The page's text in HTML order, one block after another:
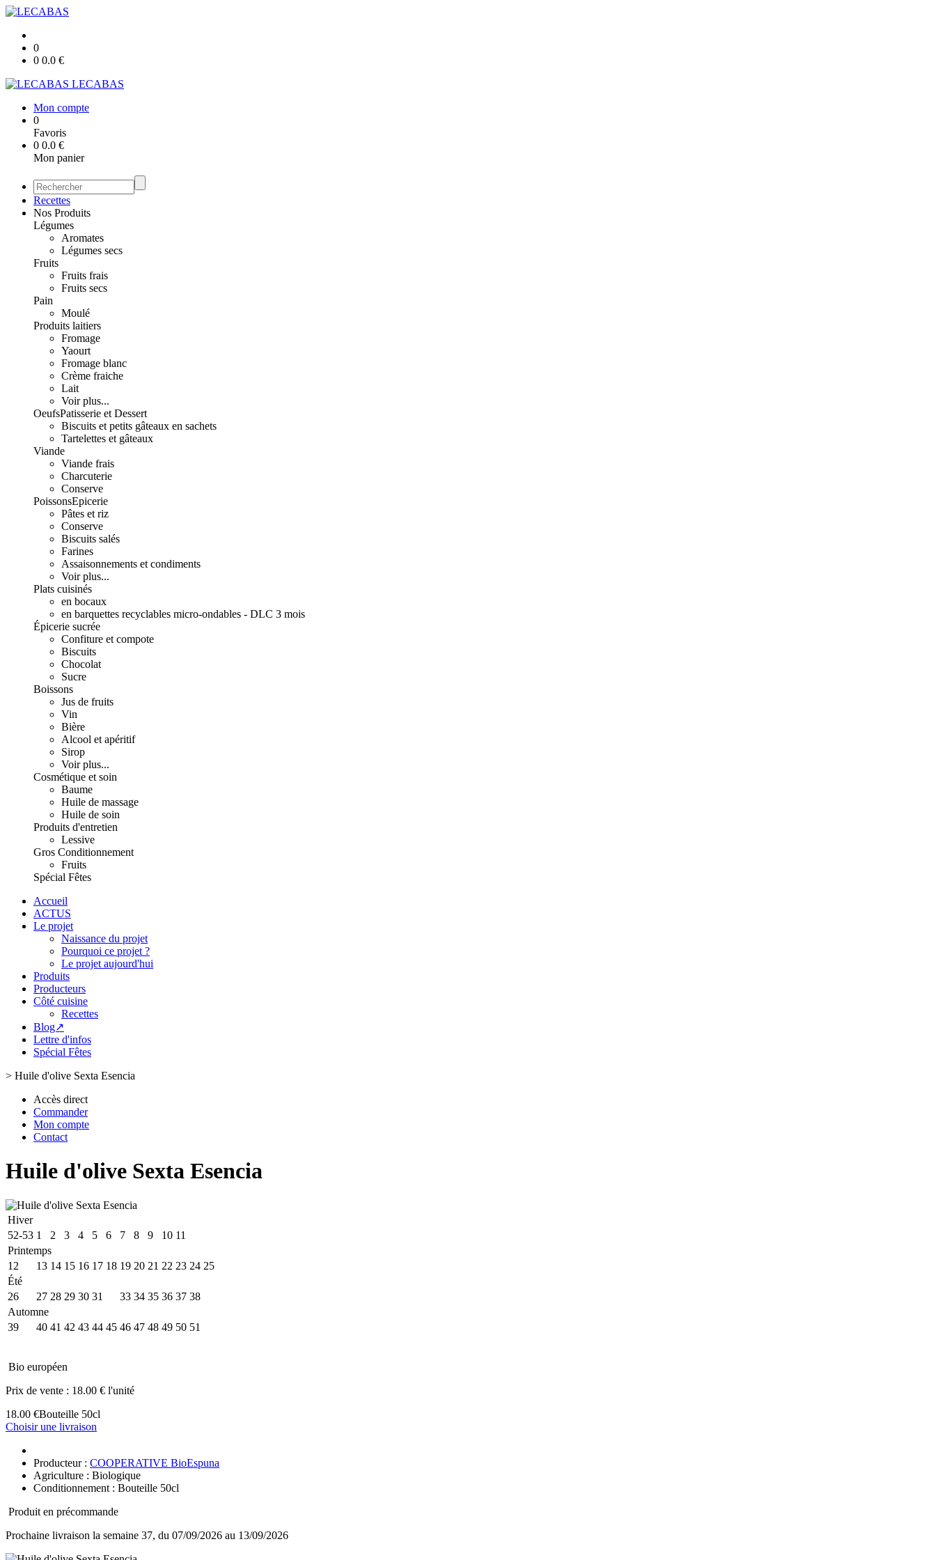
0
0 0.0 €
LECABAS
Mon compte
0
Favoris
0 0.0 €
Mon panier
Recettes
Nos Produits
Légumes
Aromates
Légumes secs
Fruits
Fruits frais
Fruits secs
Pain
Moulé
Produits laitiers
Fromage
Yaourt
Fromage blanc
Crème fraiche
Lait
Voir plus...
OeufsPatisserie et Dessert
Biscuits et petits gâteaux en sachets
Tartelettes et gâteaux
Viande
Viande frais
Charcuterie
Conserve
PoissonsEpicerie
Pâtes et riz
Conserve
Biscuits salés
Farines
Assaisonnements et condiments
Voir plus...
Plats cuisinés
en bocaux
en barquettes recyclables micro-ondables - DLC 3 mois
Épicerie sucrée
Confiture et compote
Biscuits
Chocolat
Sucre
Boissons
Jus de fruits
Vin
Bière
Alcool et apéritif
Sirop
Voir plus...
Cosmétique et soin
Baume
Huile de massage
Huile de soin
Produits d'entretien
Lessive
Gros Conditionnement
Fruits
Spécial Fêtes
Accueil
ACTUS
Le projet
Naissance du projet
Pourquoi ce projet ?
Le projet aujourd'hui
Produits
Producteurs
Côté cuisine
Recettes
Blog↗
Lettre d'infos
Spécial Fêtes
> Huile d'olive Sexta Esencia
Accès direct
Commander
Mon compte
Contact
Huile d'olive Sexta Esencia
Hiver
52-53 1 2 3 4 5 6 7 8 9 10 11
Printemps
12
13 14 15 16 17 18 19 20 21 22 23 24 25
Été
26
27 28 29 30 31 33 34 35 36 37 38
Automne
39
40 41 42 43 44 45 46 47 48 49 50 51
Bio européen
Prix de vente : 18.00 € l'unité
18.00 €Bouteille 50cl
Choisir une livraison
Producteur : COOPERATIVE BioEspuna
Agriculture : Biologique
Conditionnement : Bouteille 50cl
Produit en précommande
Prochaine livraison la semaine 37, du 07/09/2026 au 13/09/2026